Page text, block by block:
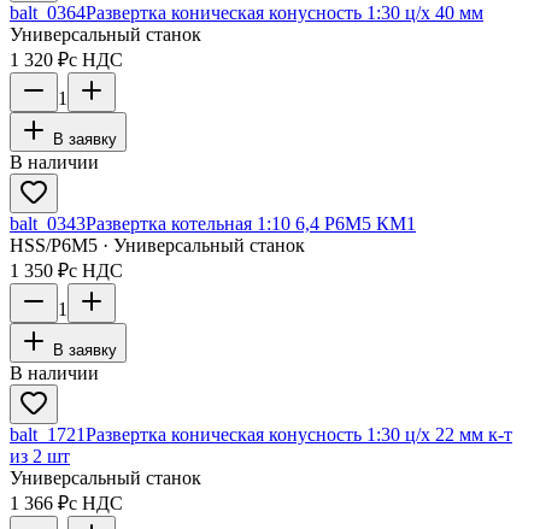
balt_0364Развертка коническая конусность 1:30 ц/х 40 мм
Универсальный станок
1 320 ₽с НДС
1
В заявку
В наличии
balt_0343Развертка котельная 1:10 6,4 Р6М5 КМ1
HSS/Р6М5 · Универсальный станок
1 350 ₽с НДС
1
В заявку
В наличии
balt_1721Развертка коническая конусность 1:30 ц/х 22 мм к-т
из 2 шт
Универсальный станок
1 366 ₽с НДС